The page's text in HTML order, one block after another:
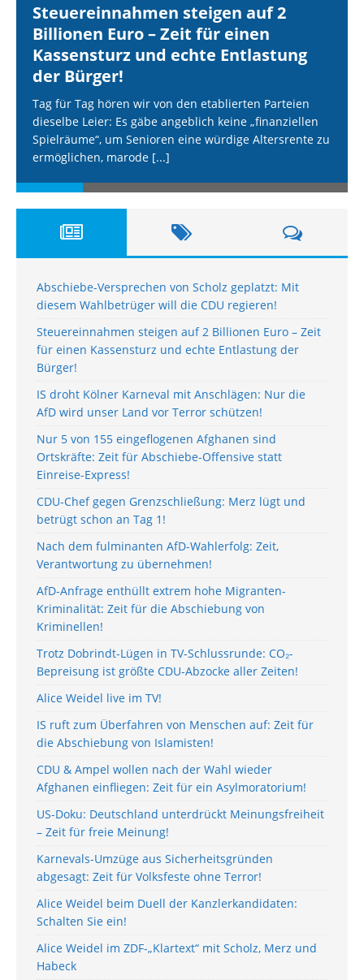
Steuereinnahmen steigen auf 2
Billionen Euro – Zeit für einen
Kassensturz und echte Entlastung
der Bürger!
Tag für Tag hören wir von den etablierten Parteien
dieselbe Leier: Es gäbe angeblich keine „finanziellen
Spielräume“, um Senioren eine würdige Altersrente zu
ermöglichen, marode [...]
Abschiebe-Versprechen von Scholz geplatzt: Mit
diesem Wahlbetrüger will die CDU regieren!
Steuereinnahmen steigen auf 2 Billionen Euro – Zeit
für einen Kassensturz und echte Entlastung der
Bürger!
IS droht Kölner Karneval mit Anschlägen: Nur die
AfD wird unser Land vor Terror schützen!
Nur 5 von 155 eingeflogenen Afghanen sind
Ortskräfte: Zeit für Abschiebe-Offensive statt
Einreise-Express!
CDU-Chef gegen Grenzschließung: Merz lügt und
betrügt schon an Tag 1!
Nach dem fulminanten AfD-Wahlerfolg: Zeit,
Verantwortung zu übernehmen!
AfD-Anfrage enthüllt extrem hohe Migranten-
Kriminalität: Zeit für die Abschiebung von
Kriminellen!
Trotz Dobrindt-Lügen in TV-Schlussrunde: CO₂-
Bepreisung ist größte CDU-Abzocke aller Zeiten!
Alice Weidel live im TV!
IS ruft zum Überfahren von Menschen auf: Zeit für
die Abschiebung von Islamisten!
CDU & Ampel wollen nach der Wahl wieder
Afghanen einfliegen: Zeit für ein Asylmoratorium!
US-Doku: Deutschland unterdrückt Meinungsfreiheit
– Zeit für freie Meinung!
Karnevals-Umzüge aus Sicherheitsgründen
abgesagt: Zeit für Volksfeste ohne Terror!
Alice Weidel beim Duell der Kanzlerkandidaten:
Schalten Sie ein!
Alice Weidel im ZDF-„Klartext“ mit Scholz, Merz und
Habeck